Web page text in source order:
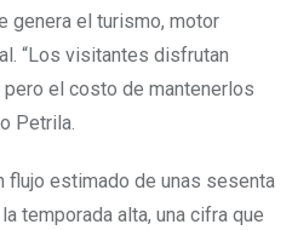
genera el turismo, motor
“Los visitantes disfrutan
el costo de mantenerlos
Petrila.
flujo estimado de unas sesenta
temporada alta, una cifra que